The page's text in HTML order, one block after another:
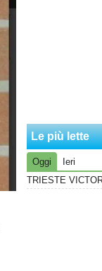
Le più lette
Oggi
Ieri